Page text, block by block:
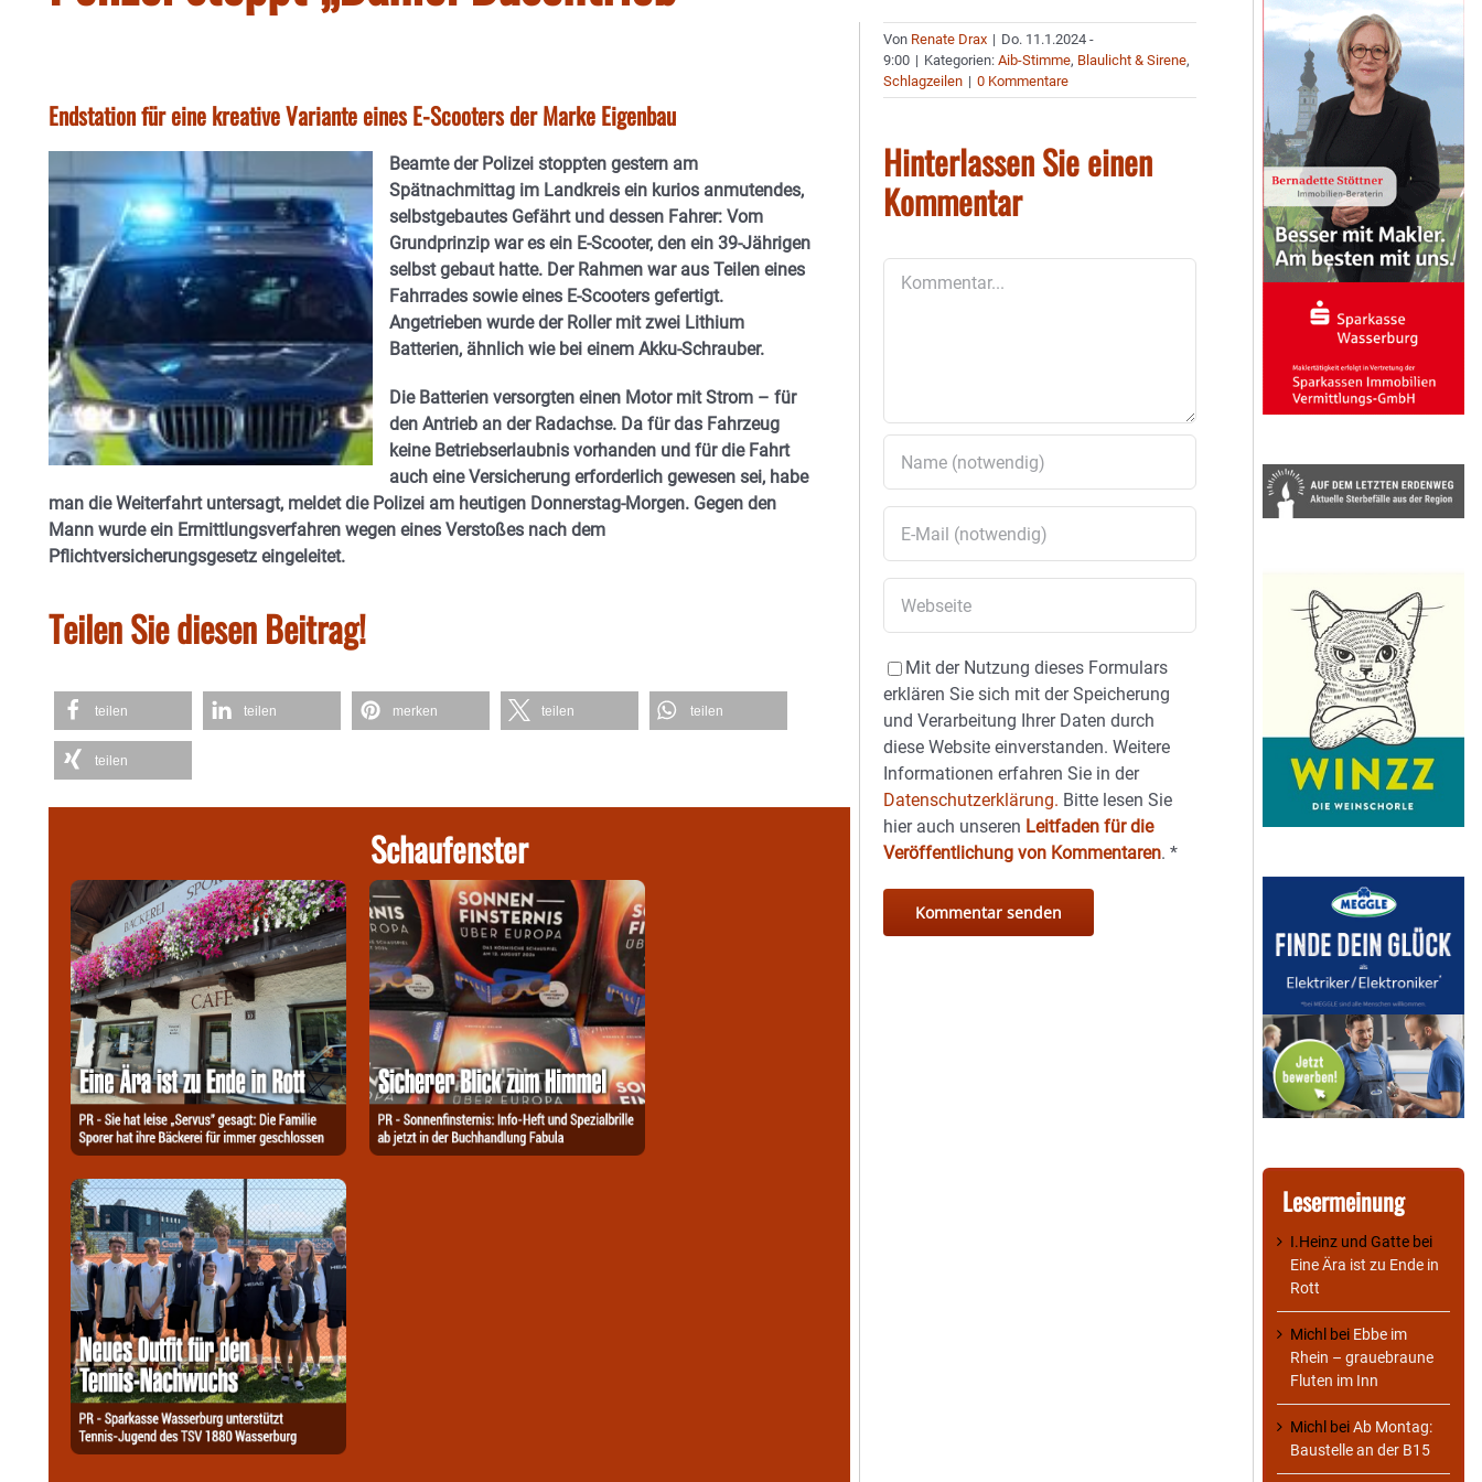
Endstation für eine kreative Variante eines E-Scooters der Marke Eigenbau
Beamte der Polizei stoppten gestern am
Spätnachmittag im Landkreis ein kurios anmutendes,
selbstgebautes Gefährt und dessen Fahrer: Vom
Grundprinzip war es ein E-Scooter, den ein 39-Jährigen
selbst gebaut hatte. Der Rahmen war aus Teilen eines
Fahrrades sowie eines E-Scooters gefertigt.
Angetrieben wurde der Roller mit zwei Lithium
Batterien, ähnlich wie bei einem Akku-Schrauber.
Die Batterien versorgten einen Motor mit Strom – für
den Antrieb an der Radachse. Da für das Fahrzeug
keine Betriebserlaubnis vorhanden und für die Fahrt
auch eine Versicherung erforderlich gewesen sei, habe
man die Weiterfahrt untersagt, meldet die Polizei am heutigen Donnerstag-Morgen. Gegen den
Mann wurde ein Ermittlungsverfahren wegen eines Verstoßes nach dem
Pflichtversicherungsgesetz eingeleitet.
Teilen Sie diesen Beitrag!
teilen teilen merken teilen teilen
teilen
Schaufenster
Von Renate Drax | Do. 11.1.2024 -
9:00 | Kategorien:Aib-Stimme, Blaulicht & Sirene,
Schlagzeilen | 0 Kommentare
Hinterlassen Sie einen
Kommentar
Mit der Nutzung dieses Formulars
erklären Sie sich mit der Speicherung
und Verarbeitung Ihrer Daten durch
diese Website einverstanden. Weitere
Informationen erfahren Sie in der
Datenschutzerklärung. Bitte lesen Sie
hier auch unseren Leitfaden für die
Veröffentlichung von Kommentaren.*
Lesermeinung
I.Heinz und Gatte bei
Eine Ära ist zu Ende in
Rott
Michl bei Ebbe im
Rhein – grauebraune
Fluten im Inn
Michl beiAb Montag:
Baustelle an der B15